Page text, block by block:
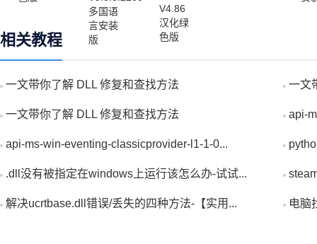
相关教程
一文带你了解 DLL 修复和查找方法 一文
一文带你了解 DLL 修复和查找方法 api-
api-ms-win-eventing-classicprovider-l1-1-0...
.dll没有被指定在windows上运行该怎么办-试试...
解决ucrtbase.dll错误/丢失的四种方法-【实用... 电脑